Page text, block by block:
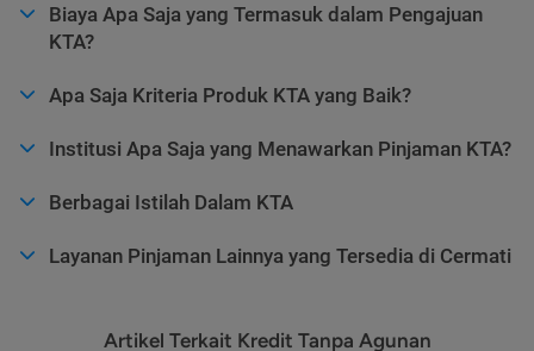
Biaya Apa Saja yang Termasuk dalam Pengajuan
KTA?
Apa Saja Kriteria Produk KTA yang Baik?
Institusi Apa Saja yang Menawarkan Pinjaman KTA?
Berbagai Istilah Dalam KTA
Layanan Pinjaman Lainnya yang Tersedia di Cermati
Artikel Terkait Kredit Tanpa Agunan